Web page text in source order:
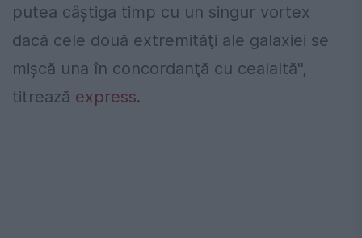
putea câştiga timp cu un singur vortex
dacă cele două extremităţi ale galaxiei se
mişcă una în concordanţă cu cealaltă'',
titrează express.